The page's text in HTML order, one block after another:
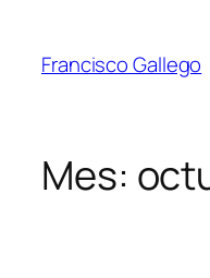
contenido
Francisco Gallego
Mes: